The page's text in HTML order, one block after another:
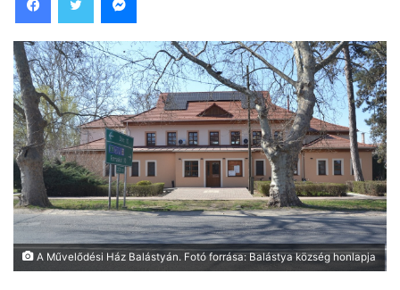
A Művelődési Ház Balástyán. Fotó forrása: Balástya község honlapja